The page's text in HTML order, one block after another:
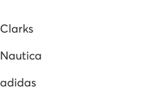
Clarks
Nautica
adidas